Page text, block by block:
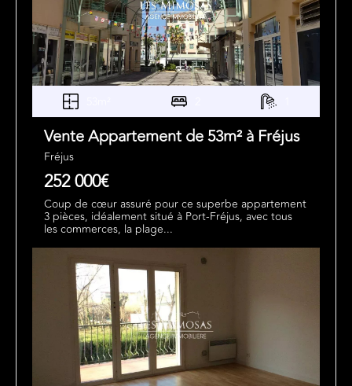
Vente Appartement de 53m² à Fréjus
Fréjus
252 000€
Coup de cœur assuré pour ce superbe appartement
3 pièces, idéalement situé à Port-Fréjus, avec tous
les commerces, la plage...